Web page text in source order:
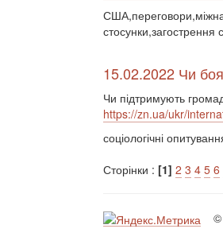
стосунки,загострення
15.02.2022 Чи
Чи підтримують
https://zn.ua/ukr/
соціологічні
Сторінки : [1] 2 3 4 5 6
©